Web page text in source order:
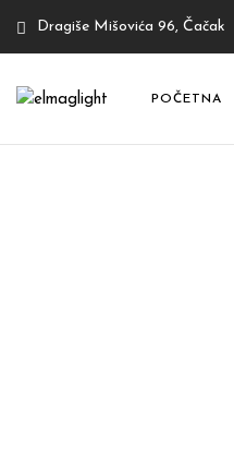
Dragiše Mišovića 96, Čačak
POČETNA